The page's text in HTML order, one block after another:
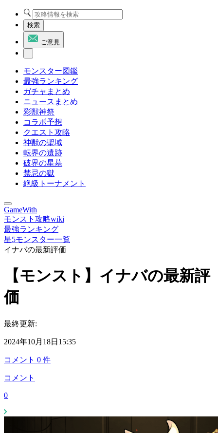
検索
ご意見
モンスター図鑑
最強ランキング
ガチャまとめ
ニュースまとめ
彩獣神祭
コラボ予想
クエスト攻略
神獣の聖域
転界の遺跡
破界の星墓
禁忌の獄
絶級トーナメント
GameWith
モンスト攻略wiki
最強ランキング
星5モンスター一覧
イナバの最新評価
【モンスト】イナバの最新評
価
最終更新:
2024年10月18日15:35
コメント 0 件
コメント
0